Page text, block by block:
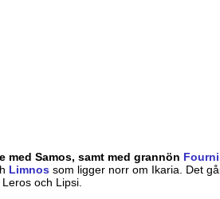
med Samos, samt med grannön Fourni
Limnos som ligger norr om Ikaria. Det
och Lipsi.